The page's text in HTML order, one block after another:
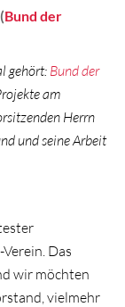
Bund der
gehört: Bund der
am
Herrn
und seine Arbeit
Das
wir möchten
vielmehr